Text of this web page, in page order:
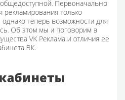
Первоначально
только
теперь возможности для
Об этом мы и поговорим в
VK Реклама и отличия ее
ВК.